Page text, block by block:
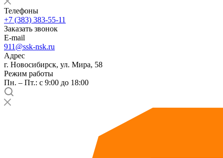
Телефоны
+7 (383) 383-55-11
Заказать звонок
E-mail
911@ssk-nsk.ru
Адрес
г. Новосибирск, ул. Мира, 58
Режим работы
Пн. – Пт.: с 9:00 до 18:00